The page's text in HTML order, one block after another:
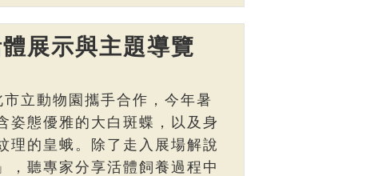
展示與主題導覽
立動物園攜手合作，今年暑
姿態優雅的大白斑蝶，以及身
理的皇蛾。除了走入展場解說
，聽專家分享活體飼養過程中